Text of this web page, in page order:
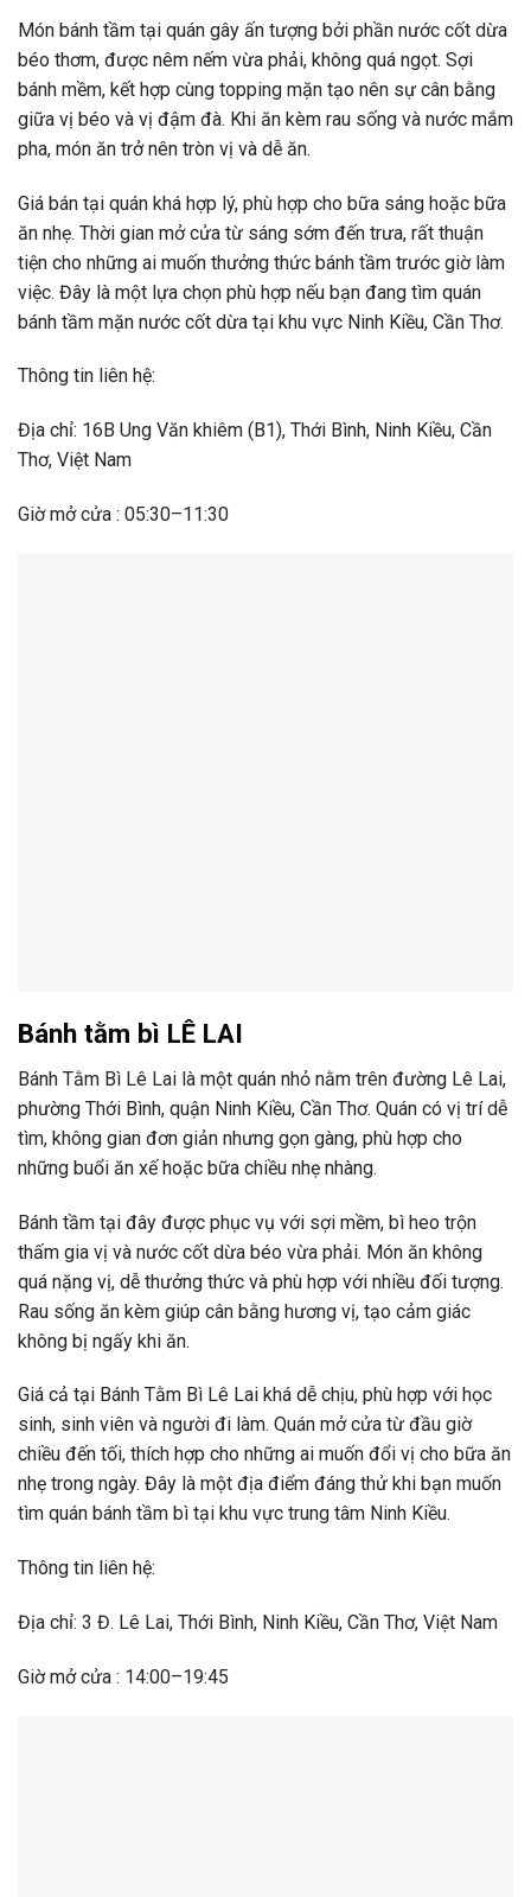
Món bánh tầm tại quán gây ấn tượng bởi phần nước cốt dừa
béo thơm, được nêm nếm vừa phải, không quá ngọt. Sợi
bánh mềm, kết hợp cùng topping mặn tạo nên sự cân bằng
giữa vị béo và vị đậm đà. Khi ăn kèm rau sống và nước mắm
pha, món ăn trở nên tròn vị và dễ ăn.
Giá bán tại quán khá hợp lý, phù hợp cho bữa sáng hoặc bữa
ăn nhẹ. Thời gian mở cửa từ sáng sớm đến trưa, rất thuận
tiện cho những ai muốn thưởng thức bánh tầm trước giờ làm
việc. Đây là một lựa chọn phù hợp nếu bạn đang tìm quán
bánh tầm mặn nước cốt dừa tại khu vực Ninh Kiều, Cần Thơ.
Thông tin liên hệ:
Địa chỉ: 16B Ung Văn khiêm (B1), Thới Bình, Ninh Kiều, Cần
Thơ, Việt Nam
Giờ mở cửa : 05:30–11:30
Bánh tằm bì LÊ LAI
Bánh Tằm Bì Lê Lai là một quán nhỏ nằm trên đường Lê Lai,
phường Thới Bình, quận Ninh Kiều, Cần Thơ. Quán có vị trí dễ
tìm, không gian đơn giản nhưng gọn gàng, phù hợp cho
những buổi ăn xế hoặc bữa chiều nhẹ nhàng.
Bánh tầm tại đây được phục vụ với sợi mềm, bì heo trộn
thấm gia vị và nước cốt dừa béo vừa phải. Món ăn không
quá nặng vị, dễ thưởng thức và phù hợp với nhiều đối tượng.
Rau sống ăn kèm giúp cân bằng hương vị, tạo cảm giác
không bị ngấy khi ăn.
Giá cả tại Bánh Tằm Bì Lê Lai khá dễ chịu, phù hợp với học
sinh, sinh viên và người đi làm. Quán mở cửa từ đầu giờ
chiều đến tối, thích hợp cho những ai muốn đổi vị cho bữa ăn
nhẹ trong ngày. Đây là một địa điểm đáng thử khi bạn muốn
tìm quán bánh tầm bì tại khu vực trung tâm Ninh Kiều.
Thông tin liên hệ:
Địa chỉ: 3 Đ. Lê Lai, Thới Bình, Ninh Kiều, Cần Thơ, Việt Nam
Giờ mở cửa : 14:00–19:45